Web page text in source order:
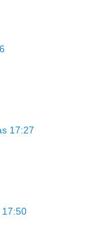
17:27
17:50